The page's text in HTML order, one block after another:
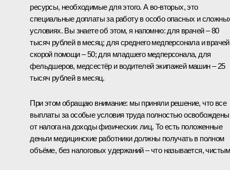
ресурсы, необходимые для этого. А во-вторых, это
специальные доплаты за работу в особо опасных и
условиях. Вы знаете об этом, я напомню: для врачей – 80
тысяч рублей в месяц; для среднего медперсонала и врачей
скорой помощи – 50; для младшего медперсонала, для
фельдшеров, медсестёр и водителей экипажей машин – 25
тысяч рублей в месяц.
При этом обращаю внимание: мы приняли решение, что все
выплаты за особые условия труда полностью освобождены
от налога на доходы физических лиц. То есть положенные
деньги медицинские работники должны получать в полном
объёме, без налоговых удержаний – что называется,